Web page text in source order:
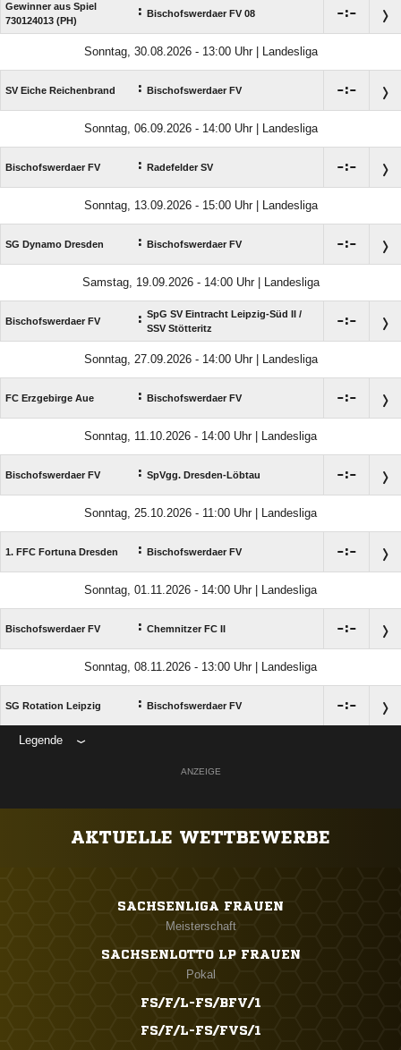
Gewinner aus Spiel
730124013 (PH)
: Bischofswerdaer FV 08 :
Sonntag, 30.08.2026 - 13:00 Uhr | Landesliga
SV Eiche Reichenbrand : Bischofswerdaer FV :
Sonntag, 06.09.2026 - 14:00 Uhr | Landesliga
Bischofswerdaer FV : Radefelder SV :
Sonntag, 13.09.2026 - 15:00 Uhr | Landesliga
SG Dynamo Dresden : Bischofswerdaer FV :
Samstag, 19.09.2026 - 14:00 Uhr | Landesliga
Bischofswerdaer FV : SpG SV Eintracht Leipzig-Süd II /​
SSV Stötteritz
:
Sonntag, 27.09.2026 - 14:00 Uhr | Landesliga
FC Erzgebirge Aue : Bischofswerdaer FV :
Sonntag, 11.10.2026 - 14:00 Uhr | Landesliga
Bischofswerdaer FV : SpVgg. Dresden-Löbtau :
Sonntag, 25.10.2026 - 11:00 Uhr | Landesliga
1. FFC Fortuna Dresden : Bischofswerdaer FV :
Sonntag, 01.11.2026 - 14:00 Uhr | Landesliga
Bischofswerdaer FV : Chemnitzer FC II :
Sonntag, 08.11.2026 - 13:00 Uhr | Landesliga
SG Rotation Leipzig : Bischofswerdaer FV :
Legende
ANZEIGE
AKTUELLE WETTBEWERBE
SACHSENLIGA FRAUEN
Meisterschaft
SACHSENLOTTO LP FRAUEN
Pokal
FS/F/L-FS/BFV/1
FS/F/L-FS/FVS/1